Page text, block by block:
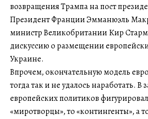
возвращения Трампа на пост
Президент Франции Эмманюэль
министр Великобритании Кир
дискуссию о размещении
Украине.
Впрочем, окончательную модель
тогда так и не удалось наработать. В
европейских политиков
«миротворцы», то «контингенты», а